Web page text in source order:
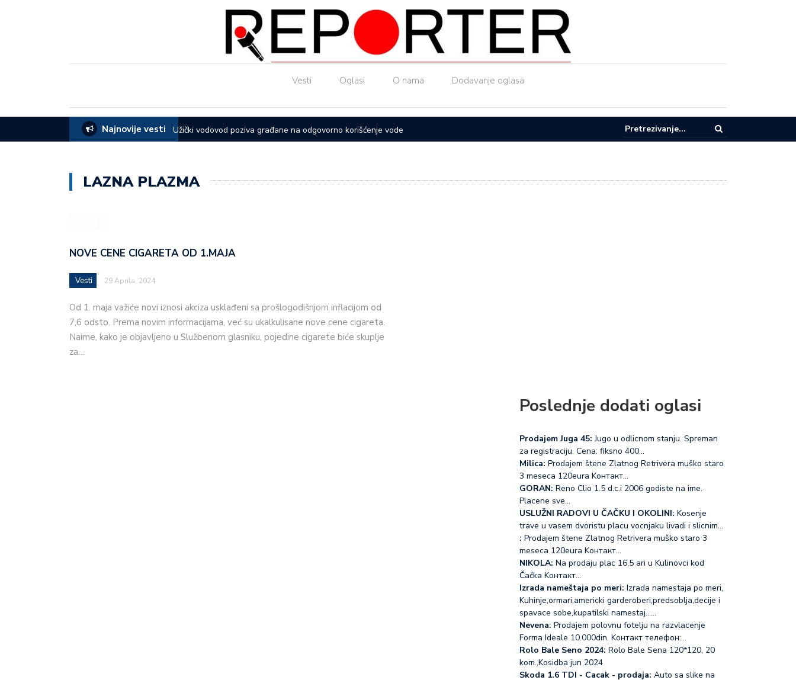
Vesti Oglasi O nama Dodavanje oglasa
Najnovije vesti Užički vodovod poziva građane na odgovorno korišćenje vode
DANAS JE BLAGA MARIJA: PRAZNIK KOJI PREMA VEROVANJIMA DONOSI
ŽENAMA
LAZNA PLAZMA
NOVE CENE CIGARETA OD 1.MAJA
Vesti 29 Aprila, 2024
Od 1. maja važiće novi iznosi akciza usklađeni sa prošlogodišnjom inflacijom od
7,6 odsto. Prema novim informacijama, već su ukalkulisane nove cene cigareta.
Naime, kako je objavljeno u Službenom glasniku, pojedine cigarete biće skuplje
za…
Poslednje dodati oglasi
Prodajem Juga 45: Jugo u odlicnom stanju. Spreman
za registraciju. Cena: fiksno 400…
Milica: Prodajem štene Zlatnog Retrivera muško staro
3 meseca 120eura Koнтакт…
GORAN: Reno Clio 1.5 d.c.i 2006 godiste na ime.
Placene sve…
USLUŽNI RADOVI U ČAČKU I OKOLINI: Kosenje
trave u vasem dvoristu placu vocnjaku livadi i slicnim…
: Prodajem štene Zlatnog Retrivera muško staro 3
meseca 120eura Koнтакт…
NIKOLA: Na prodaju plac 16.5 ari u Kulinovci kod
Čačka Koнтакт…
Izrada nameštaja po meri: Izrada namestaja po meri,
Kuhinje,ormari,americki garderoberi,predsoblja,decije i
spavace sobe,kupatilski namestaj...…
Nevena: Prodajem polovnu fotelju na razvlacenje
Forma Ideale 10.000din. Koнтакт телефон:…
Rolo Bale Seno 2024: Rolo Bale Sena 120*120, 20
kom.,Kosidba jun 2024
Skoda 1.6 TDI - Cacak - prodaja: Auto sa slike na